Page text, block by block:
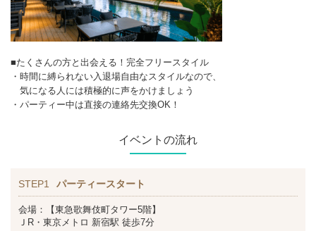
■たくさんの方と出会える！完全フリースタイル
・時間に縛られない入退場自由なスタイルなので、
気になる人には積極的に声をかけましょう
・パーティー中は直接の連絡先交換OK！
イベントの流れ
STEP1 パーティースタート
会場：【東急歌舞伎町タワー5階】
ＪR・東京メトロ 新宿駅 徒歩7分